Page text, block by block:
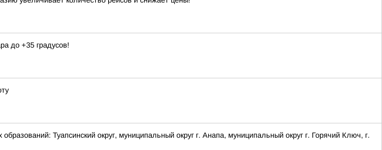
до +35 градусов!
Туапсинский округ, муниципальный округ г. Анапа, муниципальный округ г. Горячий Ключ, г.